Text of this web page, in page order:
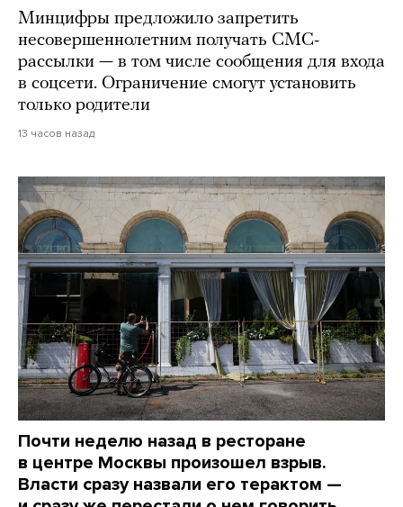
Минцифры предложило запретить
несовершеннолетним получать СМС-
рассылки — в том числе сообщения для входа
в соцсети. Ограничение смогут установить
только родители
13 часов назад
Почти неделю назад в ресторане
в центре Москвы произошел взрыв.
Власти сразу назвали его терактом —